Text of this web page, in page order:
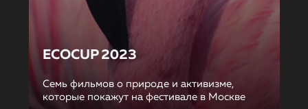
ECOCUP 2023
Семь фильмов о природе и активизме,
которые покажут на фестивале в Москве